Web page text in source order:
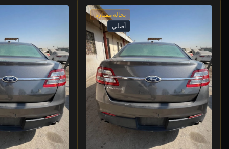
بحالة ممتازة
أصلي